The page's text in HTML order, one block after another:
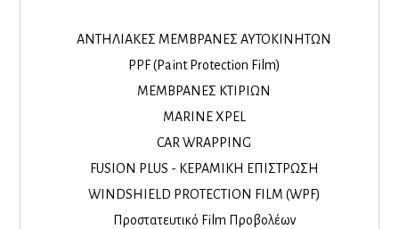
ΑΝΤΗΛΙΑΚΕΣ ΜΕΜΒΡΑΝΕΣ ΑΥΤΟΚΙΝΗΤΩΝ
PPF (Paint Protection Film)
ΜΕΜΒΡΑΝΕΣ ΚΤΙΡΙΩΝ
MARINE XPEL
CAR WRAPPING
FUSION PLUS - ΚΕΡΑΜΙΚΗ ΕΠΙΣΤΡΩΣΗ
WINDSHIELD PROTECTION FILM (WPF)
Προστατευτικό Film Προβολέων